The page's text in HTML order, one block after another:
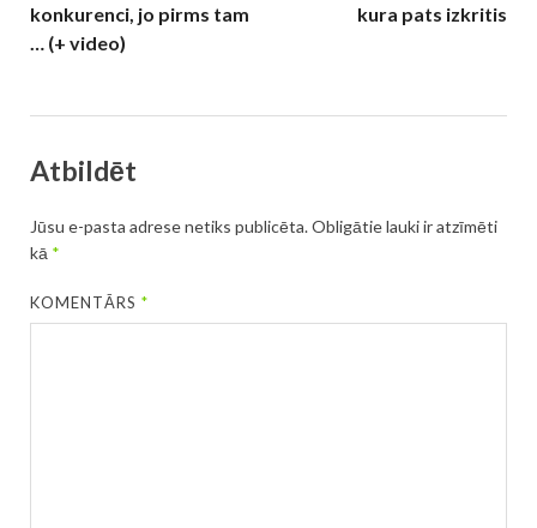
konkurenci, jo pirms tam
… (+ video)
kura pats izkritis
Atbildēt
Jūsu e-pasta adrese netiks publicēta.Obligātie lauki ir atzīmēti
kā *
KOMENTĀRS*